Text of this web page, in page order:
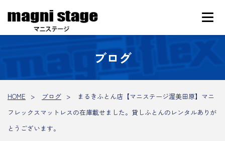
ブログ
HOME ブログ
まるきふとん店【マニステージ渥美田原】マニ
フレックスマットレスの在庫載せました。貸しふとんのレンタルありが
とうございます。